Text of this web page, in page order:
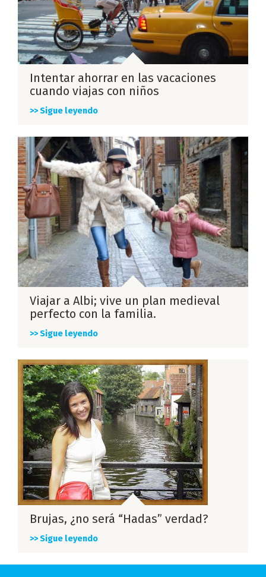
Intentar ahorrar en las vacaciones
cuando viajas con niños
>> Sigue leyendo
Viajar a Albi; vive un plan medieval
perfecto con la familia.
>> Sigue leyendo
Brujas, ¿no será “Hadas” verdad?
>> Sigue leyendo